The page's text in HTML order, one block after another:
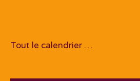
Tout le calendrier …